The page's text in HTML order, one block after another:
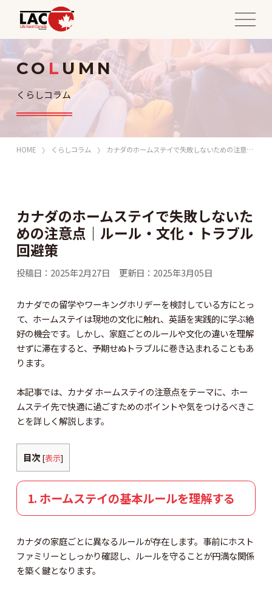
CO L UMN
くらしコラム
HOME くらしコラム カナダのホームステイで失敗しないための注意点｜ルール・文化・トラブル回避策
カナダのホームステイで失敗しないた
めの注意点｜ルール・文化・トラブル
回避策
投稿日 ： 2025年2月27日 更新日 ： 2025年3月05日
カナダでの留学やワーキングホリデーを検討している方にとっ
て、ホームステイは現地の文化に触れ、英語を実践的に学ぶ絶
好の機会です。しかし、家庭ごとのルールや文化の違いを理解
せずに滞在すると、予期せぬトラブルに巻き込まれることもあ
ります。
本記事では、カナダ ホームステイの注意点をテーマに、ホー
ムステイ先で快適に過ごすためのポイントや気をつけるべきこ
とを詳しく解説します。
目次 [表示]
1. ホームステイの基本ルールを理解する
カナダの家庭ごとに異なるルールが存在します。事前にホスト
ファミリーとしっかり確認し、ルールを守ることが円満な関係
を築く鍵となります。